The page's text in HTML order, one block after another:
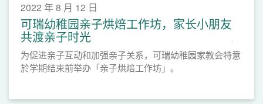
2022 年 8 月 12 日
可瑞幼稚园亲子烘焙工作坊，家长小朋友
共渡亲子时光
为促进亲子互动和加强亲子关系，可瑞幼稚园家教会特意
於学期结束前举办「亲子烘焙工作坊」。